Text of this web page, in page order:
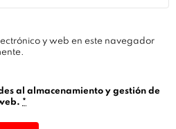
y web en este navegador
al almacenamiento y gestión de
*